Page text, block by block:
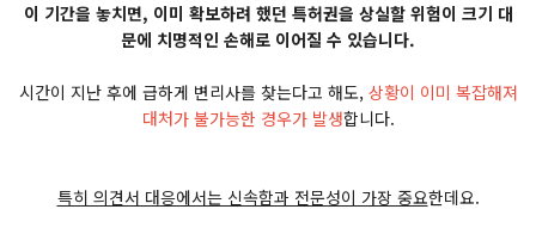
이 기간을 놓치면, 이미 확보하려 했던 특허권을 상실할 위험이 크기 대
문에 치명적인 손해로 이어질 수 있습니다.
시간이 지난 후에 급하게 변리사를 찾는다고 해도, 상황이 이미 복잡해져
대처가 불가능한 경우가 발생합니다.
특히 의견서 대응에서는 신속함과 전문성이 가장 중요한데요.